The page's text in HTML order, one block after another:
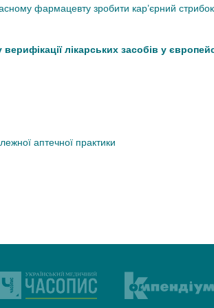
фармацевту зробити кар’єрний стрибок
лікарських засобів у
аптечної практики